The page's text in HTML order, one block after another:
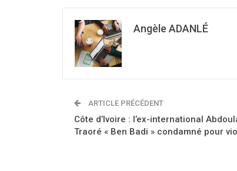
Angèle ADANLÉ
ARTICLE PRÉCÉDENT
Côte d’Ivoire : l’ex-international
Traoré « Ben Badi » condamné pour